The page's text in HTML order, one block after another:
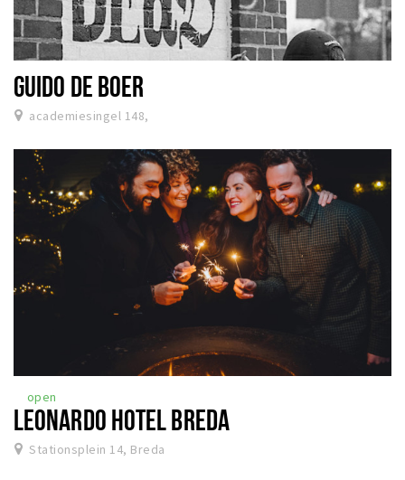
GUIDO DE BOER
academiesingel 148,
open
LEONARDO HOTEL BREDA
Stationsplein 14, Breda